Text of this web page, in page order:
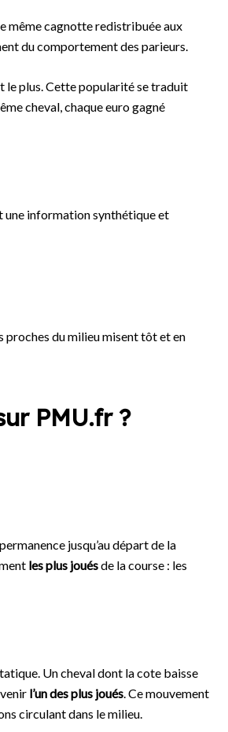
même cagnotte redistribuée aux
du comportement des parieurs.
le plus. Cette popularité se traduit
cheval, chaque euro gagné
une information synthétique et
proches du milieu misent tôt et en
PMU.fr ?
jusqu’au départ de la
les plus jouésde la course : les
Un cheval dont la cote baisse
l’un des plus joués . Ce mouvement
circulant dans le milieu.